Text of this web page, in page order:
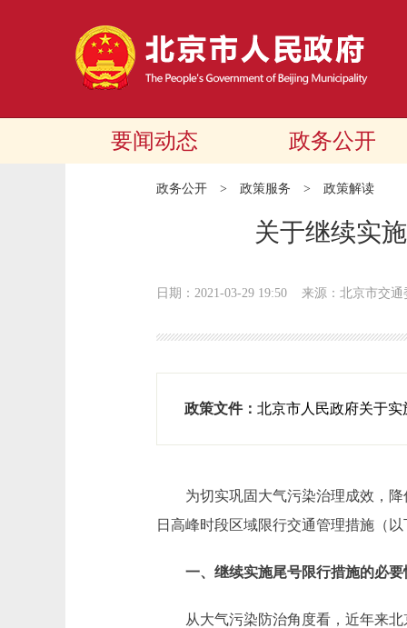
要闻动态 政务公开
政务公开 > 政策服务 > 政策解读
关于继续实
日期：2021-03-29 19:50 来源：北京市交通
政策文件： 北京市人民政府关于
为切实巩固大气污染治理成效，降
日高峰时段区域限行交通管理措施（以
一、继续实施尾号限行措施的必要
从大气污染防治角度看，近年来北